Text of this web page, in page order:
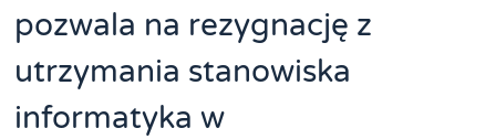
pozwala na rezygnację z
utrzymania stanowiska
informatyka w